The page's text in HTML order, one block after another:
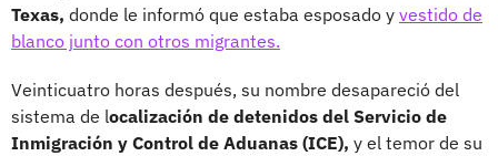
Texas, donde le informó que estaba esposado y vestido de
blanco junto con otros migrantes.
Veinticuatro horas después, su nombre desapareció del
sistema de localización de detenidos del Servicio de
Inmigración y Control de Aduanas (ICE), y el temor de su